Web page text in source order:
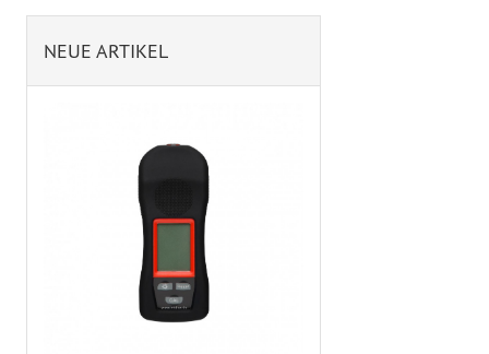
NEUE ARTIKEL